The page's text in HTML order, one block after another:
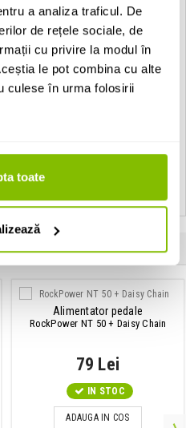
a analiza traficul. De
de rețele sociale, de
cu privire la modul în
le pot combina cu alte
culese în urma folosirii
toate
Angled
Angled
de instrumente
au mai cumparat si:
Alimentator pedale
RockPower NT 50 + Daisy Chain
79 Lei
IN STOC
ADAUGA IN COS